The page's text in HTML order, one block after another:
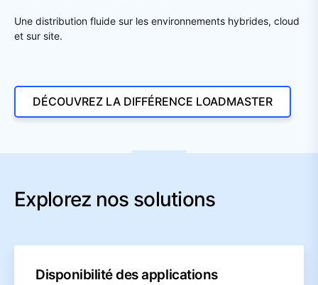
Une distribution fluide sur les environnements hybrides, cloud
et sur site.
DÉCOUVREZ LA DIFFÉRENCE LOADMASTER
Explorez nos solutions
Disponibilité des applications